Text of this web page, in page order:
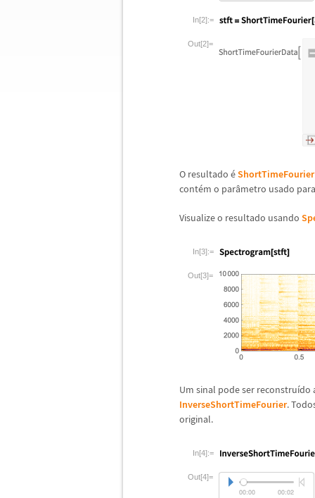
In[2]:=
Out[2]=
O resultado é
contém o parâmetro usado
Visualize o resultado usando
In[3]:=
Out[3]=
Um sinal pode ser reconstruído
InverseShortTimeFourier.
original.
In[4]:=
Out[4]=